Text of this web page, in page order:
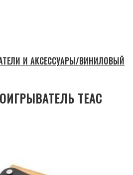
И АКСЕССУАРЫ/ВИНИЛОВЫЙ
TEAC